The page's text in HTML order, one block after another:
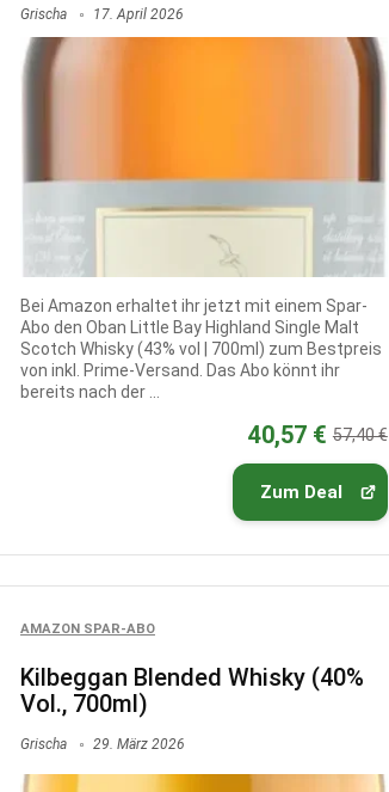
Grischa 17. April 2026
Bei Amazon erhaltet ihr jetzt mit einem Spar-
Abo den Oban Little Bay Highland Single Malt
Scotch Whisky (43% vol | 700ml) zum Bestpreis
von inkl. Prime-Versand. Das Abo könnt ihr
bereits nach der ...
40,57 € 57,40 €
Zum Deal
AMAZON SPAR-ABO
Kilbeggan Blended Whisky (40%
Vol., 700ml)
Grischa 29. März 2026